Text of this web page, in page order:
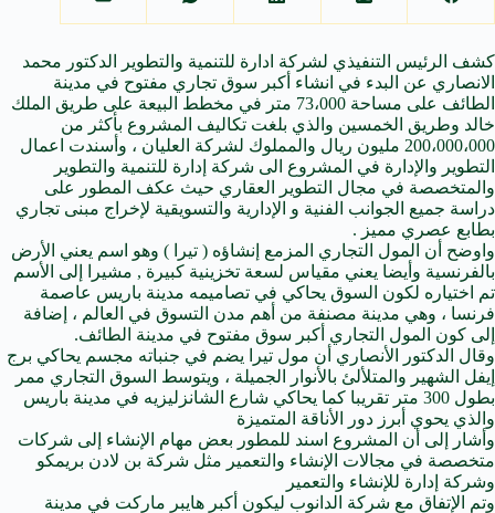
كشف الرئيس التنفيذي لشركة ادارة للتنمية والتطوير الدكتور محمد
الانصاري عن البدء في انشاء أكبر سوق تجاري مفتوح في مدينة
الطائف على مساحة 73،000 متر في مخطط البيعة على طريق الملك
خالد وطريق الخمسين والذي بلغت تكاليف المشروع بأكثر من
200،000،000 مليون ريال والمملوك لشركة العليان ، وأسندت اعمال
التطوير والإدارة في المشروع الى شركة إدارة للتنمية والتطوير
والمتخصصة في مجال التطوير العقاري حيث عكف المطور على
دراسة جميع الجوانب الفنية و الإدارية والتسويقية لإخراج مبنى تجاري
بطابع عصري مميز .
واوضح أن المول التجاري المزمع إنشاؤه ( تيرا ) وهو اسم يعني الأرض
بالفرنسية وأيضا يعني مقياس لسعة تخزينية كبيرة , مشيرا إلى الأسم
تم اختياره لكون السوق يحاكي في تصاميمه مدينة باريس عاصمة
فرنسا ، وهي مدينة مصنفة من أهم مدن التسوق في العالم ، إضافة
إلى كون المول التجاري أكبر سوق مفتوح في مدينة الطائف.
وقال الدكتور الأنصاري أن مول تيرا يضم في جنباته مجسم يحاكي برج
إيفل الشهير والمتلألئ بالأنوار الجميلة ، ويتوسط السوق التجاري ممر
بطول 300 متر تقريبا كما يحاكي شارع الشانزليزيه في مدينة باريس
والذي يحوي أبرز دور الأناقة المتميزة
وأشار إلى أن المشروع اسند للمطور بعض مهام الإنشاء إلى شركات
متخصصة في مجالات الإنشاء والتعمير مثل شركة بن لادن بريمكو
وشركة إدارة للإنشاء والتعمير
وتم الإتفاق مع شركة الدانوب ليكون أكبر هايبر ماركت في مدينة